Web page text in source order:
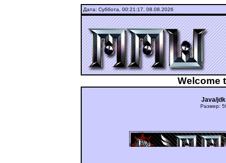
Дата: Суббота, 00:21:17, 08.08.2026
Welcome
Java/
Размер: